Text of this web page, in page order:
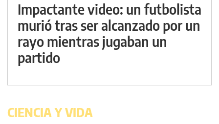
Impactante video: un futbolista
murió tras ser alcanzado por un
rayo mientras jugaban un
partido
CIENCIA Y VIDA